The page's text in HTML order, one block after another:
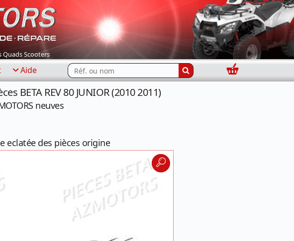
Scooters
Aide Rechercher...
Panier
BETA REV 80 JUNIOR (2010 2011)
neuves
eclatée des pièces origine